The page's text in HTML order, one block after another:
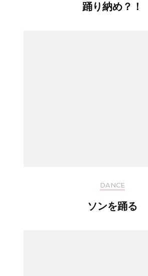
踊り納め？！
DANCE
ソンを踊る